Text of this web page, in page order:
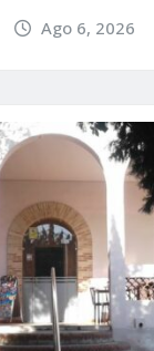
Ago 6, 2026